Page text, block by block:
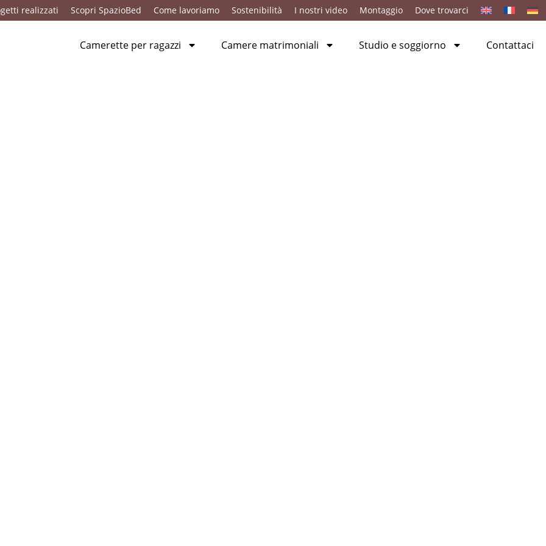
realizzati Scopri SpazioBed Come lavoriamo Sostenibilità I nostri video Montaggio Dove trovarci
Camerette per ragazzi Camere matrimoniali Studio e soggiorno Contattaci